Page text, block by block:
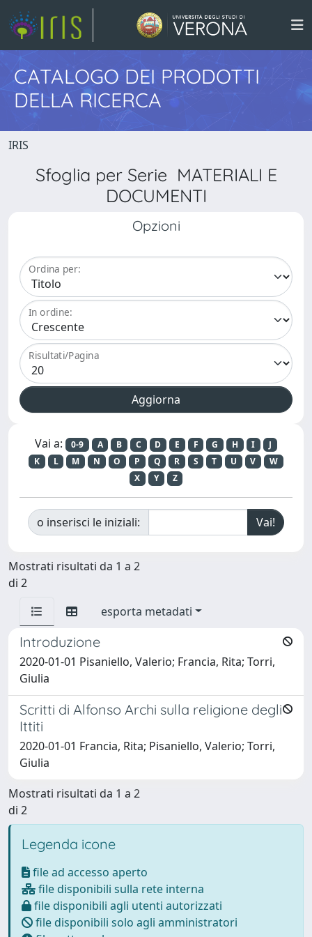
CATALOGO DEI PRODOTTI
DELLA RICERCA
IRIS
Sfoglia per Serie MATERIALI E
DOCUMENTI
Opzioni
Ordina per:
In ordine:
Risultati/Pagina
Vai a: 0-9 A B C D E F G H I
J
K
L M N O P Q R S T U V
W
X
Y Z
o inserisci le iniziali:
Mostrati risultati da 1 a 2
di 2
esporta metadati
Introduzione
2020-01-01 Pisaniello, Valerio; Francia, Rita; Torri,
Giulia
Scritti di Alfonso Archi sulla religione degli
Ittiti
2020-01-01 Francia, Rita; Pisaniello, Valerio; Torri,
Giulia
Mostrati risultati da 1 a 2
di 2
Legenda icone
file ad accesso aperto
file disponibili sulla rete interna
file disponibili agli utenti autorizzati
file disponibili solo agli amministratori